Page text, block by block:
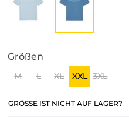
Größen
M L XL XXL 3XL
GRÖSSE IST NICHT AUF LAGER?